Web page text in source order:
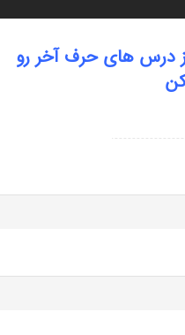
| راهنمای
را بگیریم؟ | راهنمای کامل مطالعه
درس های حرف آخر رو